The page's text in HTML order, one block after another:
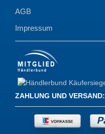
AGB
Impressum
ZAHLUNG UND VERSAND: